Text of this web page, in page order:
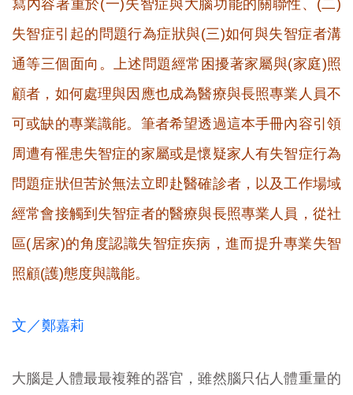
寫內容著重於(一)失智症與大腦功能的關聯性、(二)
失智症引起的問題行為症狀與(三)如何與失智症者溝
通等三個面向。上述問題經常困擾著家屬與(家庭)照
顧者，如何處理與因應也成為醫療與長照專業人員不
可或缺的專業識能。筆者希望透過這本手冊內容引領
周遭有罹患失智症的家屬或是懷疑家人有失智症行為
問題症狀但苦於無法立即赴醫確診者，以及工作場域
經常會接觸到失智症者的醫療與長照專業人員，從社
區(居家)的角度認識失智症疾病，進而提升專業失智
照顧(護)態度與識能。
文／鄭嘉莉
大腦是人體最最複雜的器官，雖然腦只佔人體重量的